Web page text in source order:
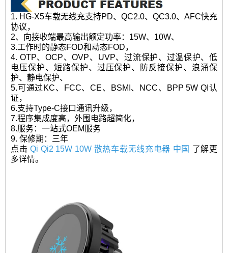
1. HG-X5车载无线充支持PD、QC2.0、QC3.0、AFC快充
协议，
2、向接收端最高输出额定功率：15W、10W、
3.工作时的静态FOD和动态FOD，
4. OTP、OCP、OVP、UVP、过流保护、过温保护、低
电压保护、短路保护、过压保护、防反接保护、浪涌保
护、静电保护、
5.可通过KC、FCC、CE、BSMI、NCC、BPP 5W QI认
证，
6.支持Type-C接口通讯升级，
7.程序集成度高，外围电路超简化，
8.服务：一站式OEM服务
9. 保修期：三年
点击Qi Qi2 15W 10W 散热车载无线充电器 中国 了解更
多详情。